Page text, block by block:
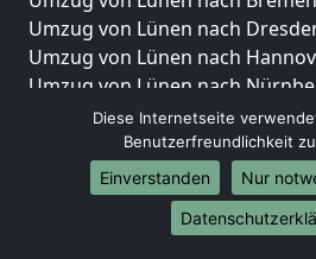
Umzug von Lünen nach
Umzug von Lünen nach
Umzug von Lünen nach
Umzug von Lünen nach
Umzug von Lünen nach Bochum
Umzug von Lünen nach
Umzug von Lünen nach
Umzug von Lünen nach Bonn
Diese Internetseite
Benutzerfreundlichkeit
Einverstanden
Nur